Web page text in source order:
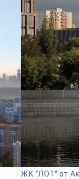
ЖК "ЛОТ" от